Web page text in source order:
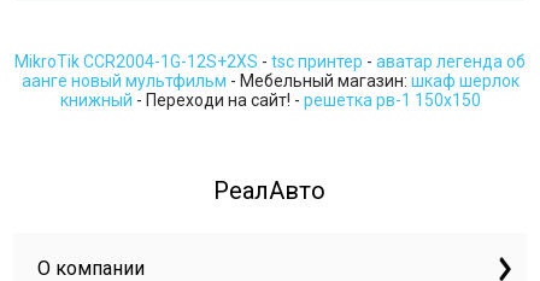
MikroTik CCR2004-1G-12S+2XS - tsc принтер - аватар легенда об
аанге новый мультфильм - Мебельный магазин: шкаф шерлок
книжный - Переходи на сайт! - решетка рв-1 150х150
РеалАвто
О компании